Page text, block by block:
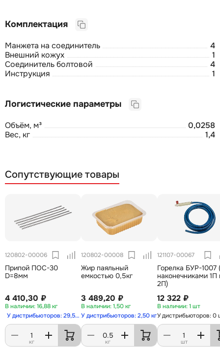
Комплектация
Манжета на соединитель
4
Внешний кожух
1
Соединитель болтовой
4
Инструкция
1
Логистические параметры
Объём, м³
0,0258
Вес, кг
1,4
Сопутствующие товары
120802-00006
Припой ПОС-30
D=8мм
4 410,30 ₽
16,88 кг
У дистрибьюторов: 29,50 кг
кг
120802-00008
Жир паяльный
емкостью 0,5кг
3 489,20 ₽
1,50 кг
У дистрибьюторов: 2,50 кг
кг
121107-00067
Горелка БУР-1007
наконечниками 1П
2П)
12 322 ₽
1 шт
У дистрибьюторов: 0
шт